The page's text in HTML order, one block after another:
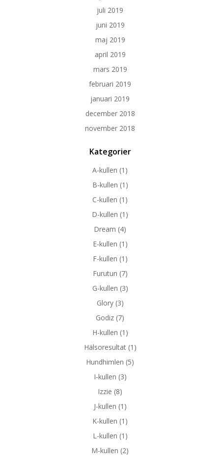
juli 2019
juni 2019
maj 2019
april 2019
mars 2019
februari 2019
januari 2019
december 2018
november 2018
Kategorier
A-kullen (1)
B-kullen (1)
C-kullen (1)
D-kullen (1)
Dream (4)
E-kullen (1)
F-kullen (1)
Furutun (7)
G-kullen (3)
Glory(3)
Godiz (7)
H-kullen (1)
Hälsoresultat(1)
Hundhimlen (5)
I-kullen (3)
Izzie (8)
J-kullen (1)
K-kullen (1)
L-kullen (1)
M-kullen (2)